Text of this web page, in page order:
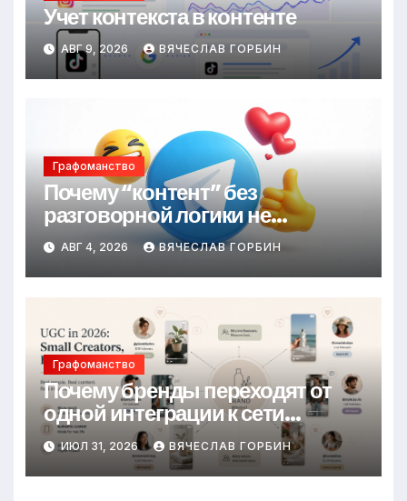
Учет контекста в контенте
АВГ 9, 2026 ВЯЧЕСЛАВ ГОРБИН
Графоманство
Почему “контент” без
разговорной логики не
удерживает
АВГ 4, 2026 ВЯЧЕСЛАВ ГОРБИН
Графоманство
Почему бренды переходят от
одной интеграции к сети
небольших авторов
ИЮЛ 31, 2026 ВЯЧЕСЛАВ ГОРБИН